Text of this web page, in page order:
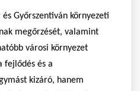
Győrszentiván környezeti
megőrzését, valamint
városi környezet
fejlődés és a
kizáró, hanem